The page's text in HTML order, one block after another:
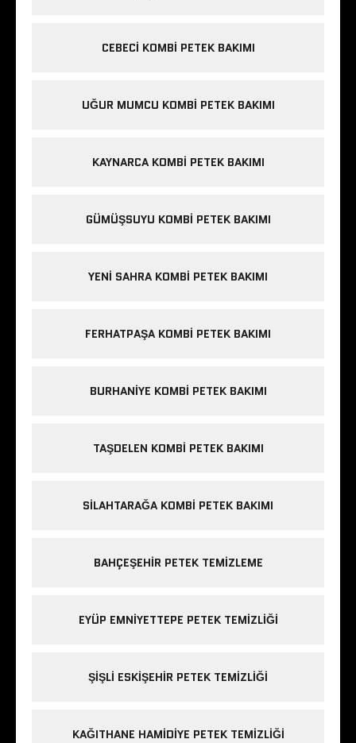
CEBECI KOMBI PETEK BAKIMI
UĞUR MUMCU KOMBI PETEK BAKIMI
KAYNARCA KOMBI PETEK BAKIMI
GÜMÜŞSUYU KOMBI PETEK BAKIMI
YENI SAHRA KOMBI PETEK BAKIMI
FERHATPAŞA KOMBI PETEK BAKIMI
BURHANIYE KOMBI PETEK BAKIMI
TAŞDELEN KOMBI PETEK BAKIMI
SILAHTARAĞA KOMBI PETEK BAKIMI
BAHÇEŞEHIR PETEK TEMIZLEME
EYÜP EMNIYETTEPE PETEK TEMIZLIĞI
ŞIŞLI ESKIŞEHIR PETEK TEMIZLIĞI
KAĞITHANE HAMIDIYE PETEK TEMIZLIĞI